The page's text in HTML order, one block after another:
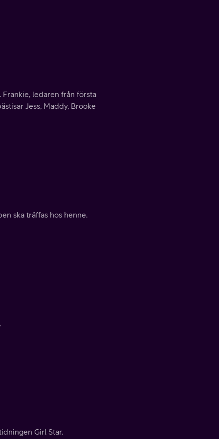
ledaren från första
Jess, Maddy, Brooke
ska träffas hos henne.
Girl Star.